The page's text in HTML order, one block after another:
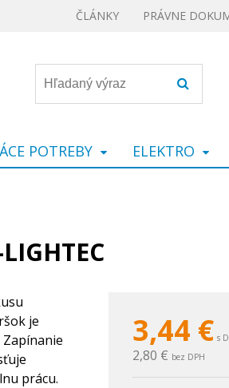
ČLÁNKY PRÁVNE
POTREBY ELEKTRO
3,44 € s
2,80 € bez DPH
je
prácu.